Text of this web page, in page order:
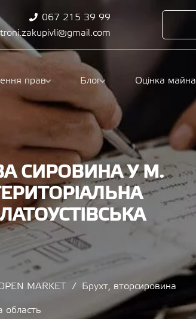
067 215 39 99
прав Блог Оцінка майна
СИРОВИНА У М.
MARKET
Брухт, вторсировина
область